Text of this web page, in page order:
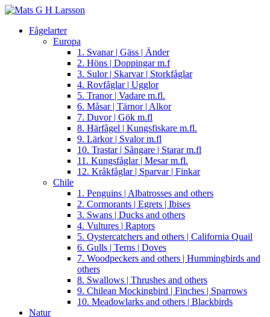
Fågelarter
Europa
1. Svanar | Gäss | Änder
2. Höns | Doppingar m.f
3. Sulor | Skarvar | Storkfåglar
4. Rovfåglar | Ugglor
5. Tranor | Vadare m.fl.
6. Måsar | Tärnor | Alkor
7. Duvor | Gök m.fl
8. Härfågel | Kungsfiskare m.fl.
9. Lärkor | Svalor m.fl
10. Trastar | Sångare | Starar m.fl
11. Kungsfåglar | Mesar m.fl.
12. Kråkfåglar | Sparvar | Finkar
Chile
1. Penguins | Albatrosses and others
2. Cormorants | Egrets | Ibises
3. Swans | Ducks and others
4. Vultures | Raptors
5. Oystercatchers and others | California Quail
6. Gulls | Terns | Doves
7. Woodpeckers and others | Hummingbirds and
others
8. Swallows | Thrushes and others
9. Chilean Mockingbird | Finches | Sparrows
10. Meadowlarks and others | Blackbirds
Natur